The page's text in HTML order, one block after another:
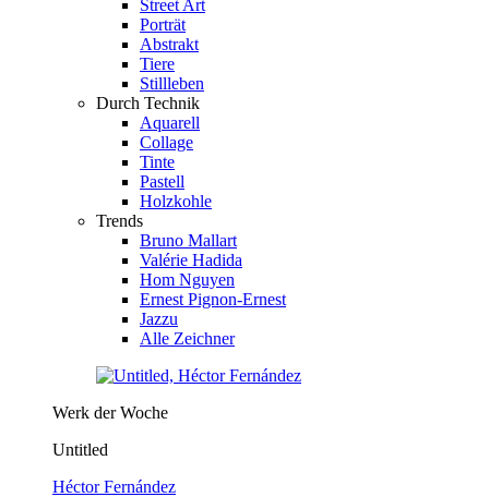
Street Art
Porträt
Abstrakt
Tiere
Stillleben
Durch Technik
Aquarell
Collage
Tinte
Pastell
Holzkohle
Trends
Bruno Mallart
Valérie Hadida
Hom Nguyen
Ernest Pignon-Ernest
Jazzu
Alle Zeichner
Werk der Woche
Untitled
Héctor Fernández